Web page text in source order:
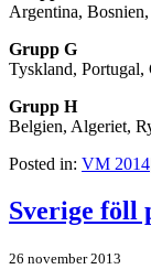
Argentina,
Grupp G
Tyskland, Portugal,
Grupp H
Belgien, Algeriet,
Posted in: VM 2014
Sverige föll
26 november 2013